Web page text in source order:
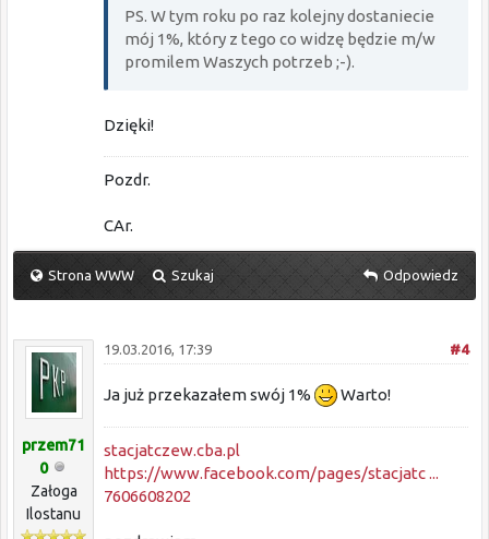
PS. W tym roku po raz kolejny dostaniecie
mój 1%, który z tego co widzę będzie m/w
promilem Waszych potrzeb ;-).
Dzięki!
Pozdr.
CAr.
Strona WWW Szukaj Odpowiedz
przem71
0
Załoga
Ilostanu
#4
19.03.2016, 17:39
Ja już przekazałem swój 1% Warto!
stacjatczew.cba.pl
https://www.facebook.com/pages/stacjatc ...
7606608202